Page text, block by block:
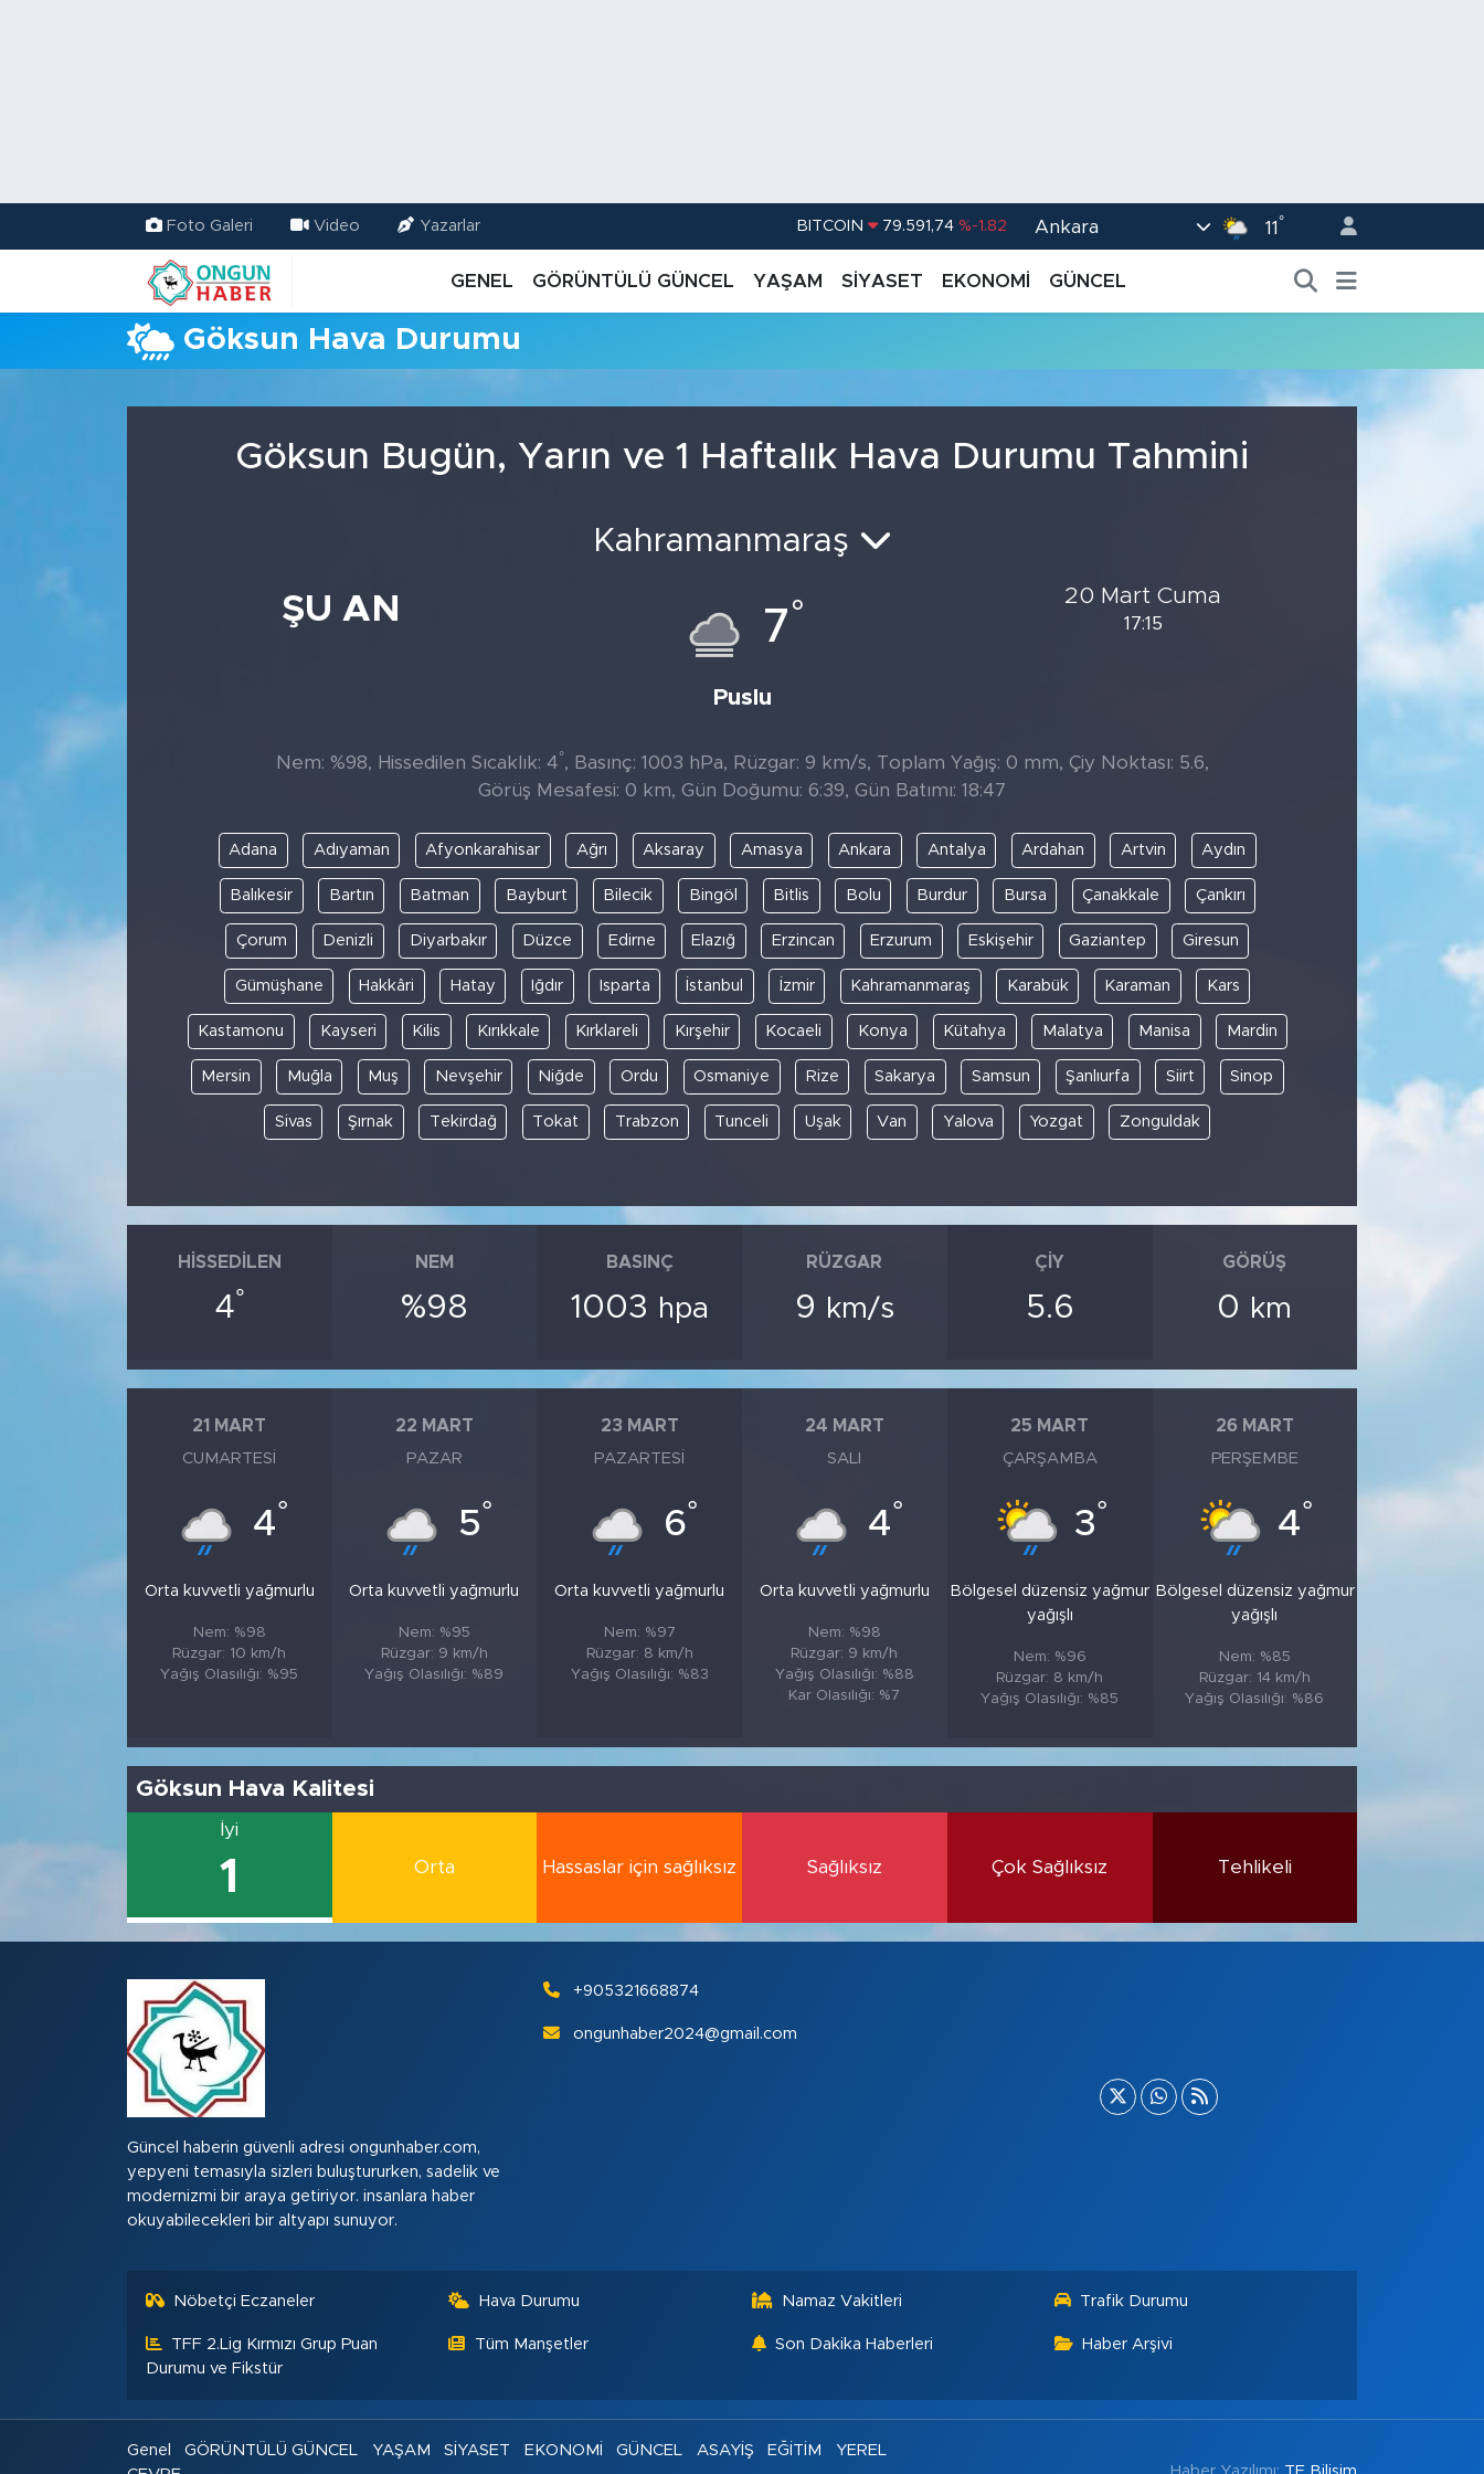
Foto Galeri Video Yazarlar BITCOIN 79.591,74 %-1.82 Ankara 11 °
GENEL GÖRÜNTÜLÜ GÜNCEL YAŞAM SİYASET EKONOMİ GÜNCEL
Göksun Hava Durumu
Göksun Bugün, Yarın ve 1 Haftalık Hava Durumu Tahmini
ŞU AN
Kahramanmaraş
7°
Puslu
20 Mart Cuma
17:15
Nem: %98, Hissedilen Sıcaklık: 4°, Basınç: 1003 hPa, Rüzgar: 9 km/s, Toplam Yağış: 0 mm, Çiy Noktası: 5.6,
Görüş Mesafesi: 0 km, Gün Doğumu: 6:39, Gün Batımı: 18:47
Adana Adıyaman Afyonkarahisar Ağrı Aksaray Amasya Ankara Antalya Ardahan Artvin Aydın
Balıkesir Bartın Batman Bayburt Bilecik Bingöl Bitlis Bolu Burdur Bursa Çanakkale Çankırı
Çorum Denizli Diyarbakır Düzce Edirne Elazığ Erzincan Erzurum Eskişehir Gaziantep Giresun
Gümüşhane Hakkâri Hatay Iğdır Isparta İstanbul İzmir Kahramanmaraş Karabük Karaman Kars
Kastamonu Kayseri Kilis Kırıkkale Kırklareli Kırşehir Kocaeli Konya Kütahya Malatya Manisa Mardin
Mersin Muğla Muş Nevşehir Niğde Ordu Osmaniye Rize Sakarya Samsun Şanlıurfa Siirt Sinop
Sivas Şırnak Tekirdağ Tokat Trabzon Tunceli Uşak Van Yalova Yozgat Zonguldak
HISSEDILEN
4°
NEM
%98
BASINÇ
1003 hpa
RÜZGAR
9 km/s
ÇIY
5.6
GÖRÜŞ
0 km
21 MART
CUMARTESI
4°
Orta kuvvetli yağmurlu
Nem: %98
Rüzgar: 10 km/h
Yağış Olasılığı: %95
22 MART
PAZAR
5°
Orta kuvvetli yağmurlu
Nem: %95
Rüzgar: 9 km/h
Yağış Olasılığı: %89
23 MART
PAZARTESI
6°
Orta kuvvetli yağmurlu
Nem: %97
Rüzgar: 8 km/h
Yağış Olasılığı: %83
24 MART
SALI
4°
Orta kuvvetli yağmurlu
Nem: %98
Rüzgar: 9 km/h
Yağış Olasılığı: %88
Kar Olasılığı: %7
25 MART
ÇARŞAMBA
3°
Bölgesel düzensiz yağmur
yağışlı
Nem: %96
Rüzgar: 8 km/h
Yağış Olasılığı: %85
26 MART
PERŞEMBE
4°
Bölgesel düzensiz yağmur
yağışlı
Nem: %85
Rüzgar: 14 km/h
Yağış Olasılığı: %86
Göksun Hava Kalitesi
İyi
1 Orta Hassaslar için sağlıksız Sağlıksız Çok Sağlıksız Tehlikeli
Güncel haberin güvenli adresi ongunhaber.com,
yepyeni temasıyla sizleri buluştururken, sadelik ve
modernizmi bir araya getiriyor. insanlara haber
okuyabilecekleri bir altyapı sunuyor.
+905321668874
ongunhaber2024@gmail.com
Nöbetçi Eczaneler Hava Durumu Namaz Vakitleri Trafik Durumu
TFF 2.Lig Kırmızı Grup Puan
Durumu ve Fikstür
Tüm Manşetler Son Dakika Haberleri Haber Arşivi
Genel GÖRÜNTÜLÜ GÜNCEL YAŞAM SİYASET EKONOMİ GÜNCEL ASAYİŞ EĞİTİM
YEREL
Trafik Durumu
TFF 2.Lig Kırmızı Grup Puan Durumu ve Fikstür
Tüm Manşetler